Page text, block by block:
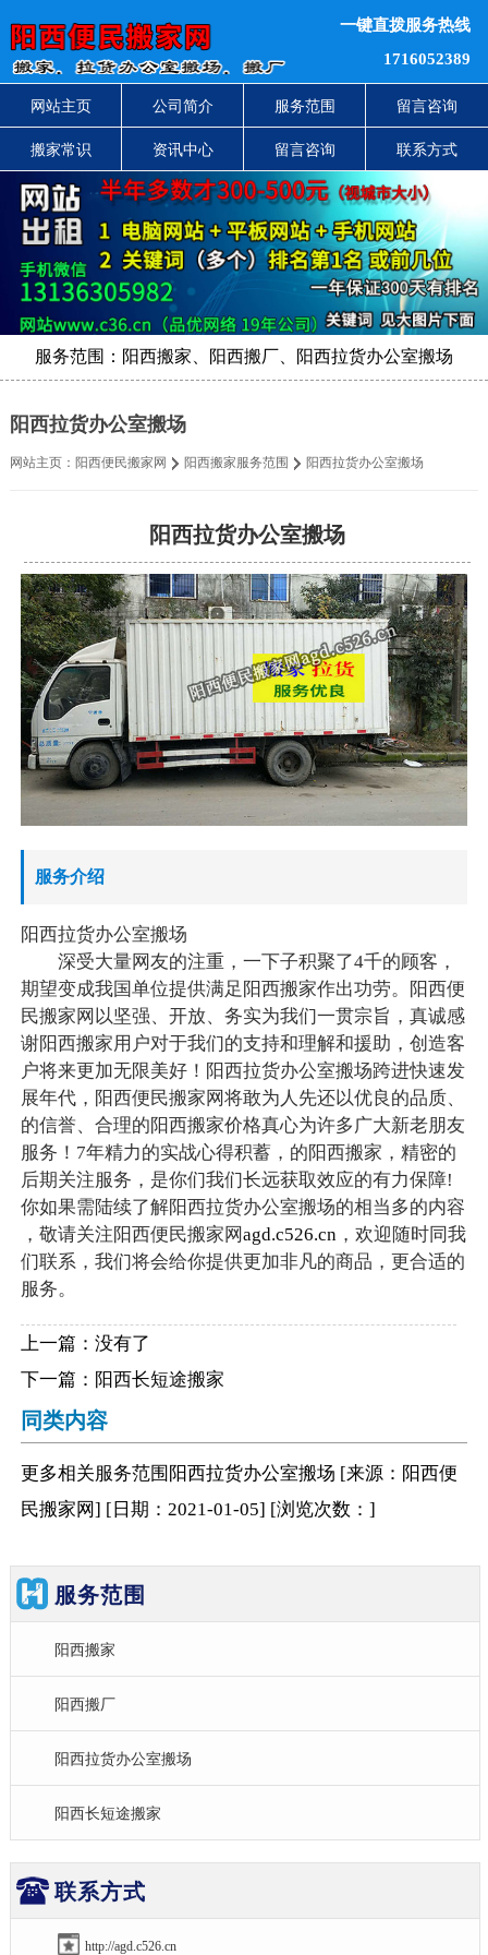
一键直拨服务热线
1716052389
网站主页 公司简介 服务范围 留言咨询
搬家常识 资讯中心 留言咨询 联系方式
服务范围：阳西搬家、阳西搬厂、阳西拉货办公室搬场
阳西拉货办公室搬场
网站主页： 阳西便民搬家网 阳西搬家服务范围 阳西拉货办公室搬场
阳西拉货办公室搬场
服务介绍
阳西拉货办公室搬场
深受大量网友的注重，一下子积聚了4千的顾客，
期望变成我国单位提供满足阳西搬家作出功劳。阳西便
民搬家网以坚强、开放、务实为我们一贯宗旨，真诚感
谢阳西搬家用户对于我们的支持和理解和援助，创造客
户将来更加无限美好！阳西拉货办公室搬场跨进快速发
展年代，阳西便民搬家网将敢为人先还以优良的品质、
的信誉、合理的阳西搬家价格真心为许多广大新老朋友
服务！7年精力的实战心得积蓄，的阳西搬家，精密的
后期关注服务，是你们我们长远获取效应的有力保障!
你如果需陆续了解阳西拉货办公室搬场的相当多的内容
，敬请关注阳西便民搬家网agd.c526.cn，欢迎随时同我
们联系，我们将会给你提供更加非凡的商品，更合适的
服务。
上一篇：没有了
下一篇： 阳西长短途搬家
同类内容
更多相关服务范围 阳西拉货办公室搬场 [来源：阳西便
民搬家网] [日期：2021-01-05] [浏览次数： ]
服务范围
阳西搬家
阳西搬厂
阳西拉货办公室搬场
阳西长短途搬家
联系方式
http://agd.c526.cn